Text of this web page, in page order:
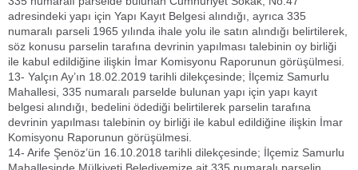
adresindeki yapı için Yapı Kayıt Belgesi alındığı, ayrıca 335
numaralı parseli 1965 yılında ihale yolu ile satın alındığı belirtilerek,
söz konusu parselin tarafına devrinin yapılması talebinin oy birliği
ile kabul edildiğine ilişkin İmar Komisyonu Raporunun görüşülmesi.
13- Yalçın Ay’ın 18.02.2019 tarihli dilekçesinde; İlçemiz Samurlu
Mahallesi, 335 numaralı parselde bulunan yapı için yapı kayıt
belgesi alındığı, bedelini ödediği belirtilerek parselin tarafına
devrinin yapılması talebinin oy birliği ile kabul edildiğine ilişkin İmar
Komisyonu Raporunun görüşülmesi.
14- Arife Şenöz’ün 16.10.2018 tarihli dilekçesinde; İlçemiz Samurlu